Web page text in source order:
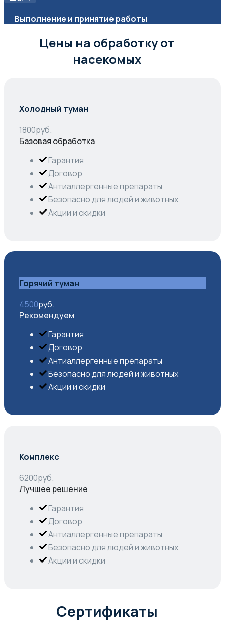
Выполнение и принятие работы
Цены на обработку от
насекомых
Холодный туман
1800руб.
Базовая обработка
Гарантия
Договор
Антиаллергенные препараты
Безопасно для людей и животных
Акции и скидки
Горячий туман
4500руб.
Рекомендуем
Гарантия
Договор
Антиаллергенные препараты
Безопасно для людей и животных
Акции и скидки
Комплекс
6200руб.
Лучшее решение
Гарантия
Договор
Антиаллергенные препараты
Безопасно для людей и животных
Акции и скидки
Сертификаты